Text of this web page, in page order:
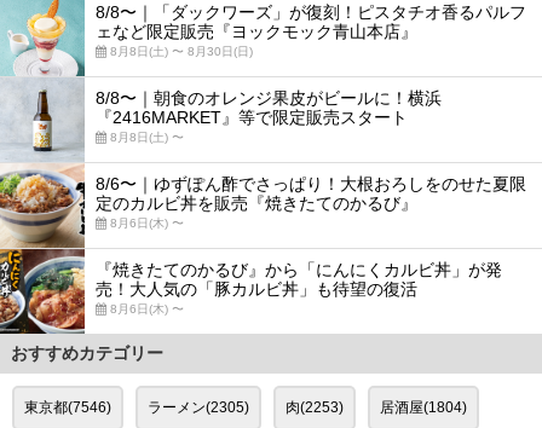
8/8〜｜「ダックワーズ」が復刻！ピスタチオ香るパルフ
ェなど限定販売『ヨックモック青山本店』
8月8日(土) 〜 8月30日(日)
8/8〜｜朝食のオレンジ果皮がビールに！横浜
『2416MARKET』等で限定販売スタート
8月8日(土) 〜
8/6〜｜ゆずぽん酢でさっぱり！大根おろしをのせた夏限
定のカルビ丼を販売『焼きたてのかるび』
8月6日(木) 〜
『焼きたてのかるび』から「にんにくカルビ丼」が発
売！大人気の「豚カルビ丼」も待望の復活
8月6日(木) 〜
おすすめカテゴリー
東京都(7546) ラーメン(2305) 肉(2253) 居酒屋(1804)